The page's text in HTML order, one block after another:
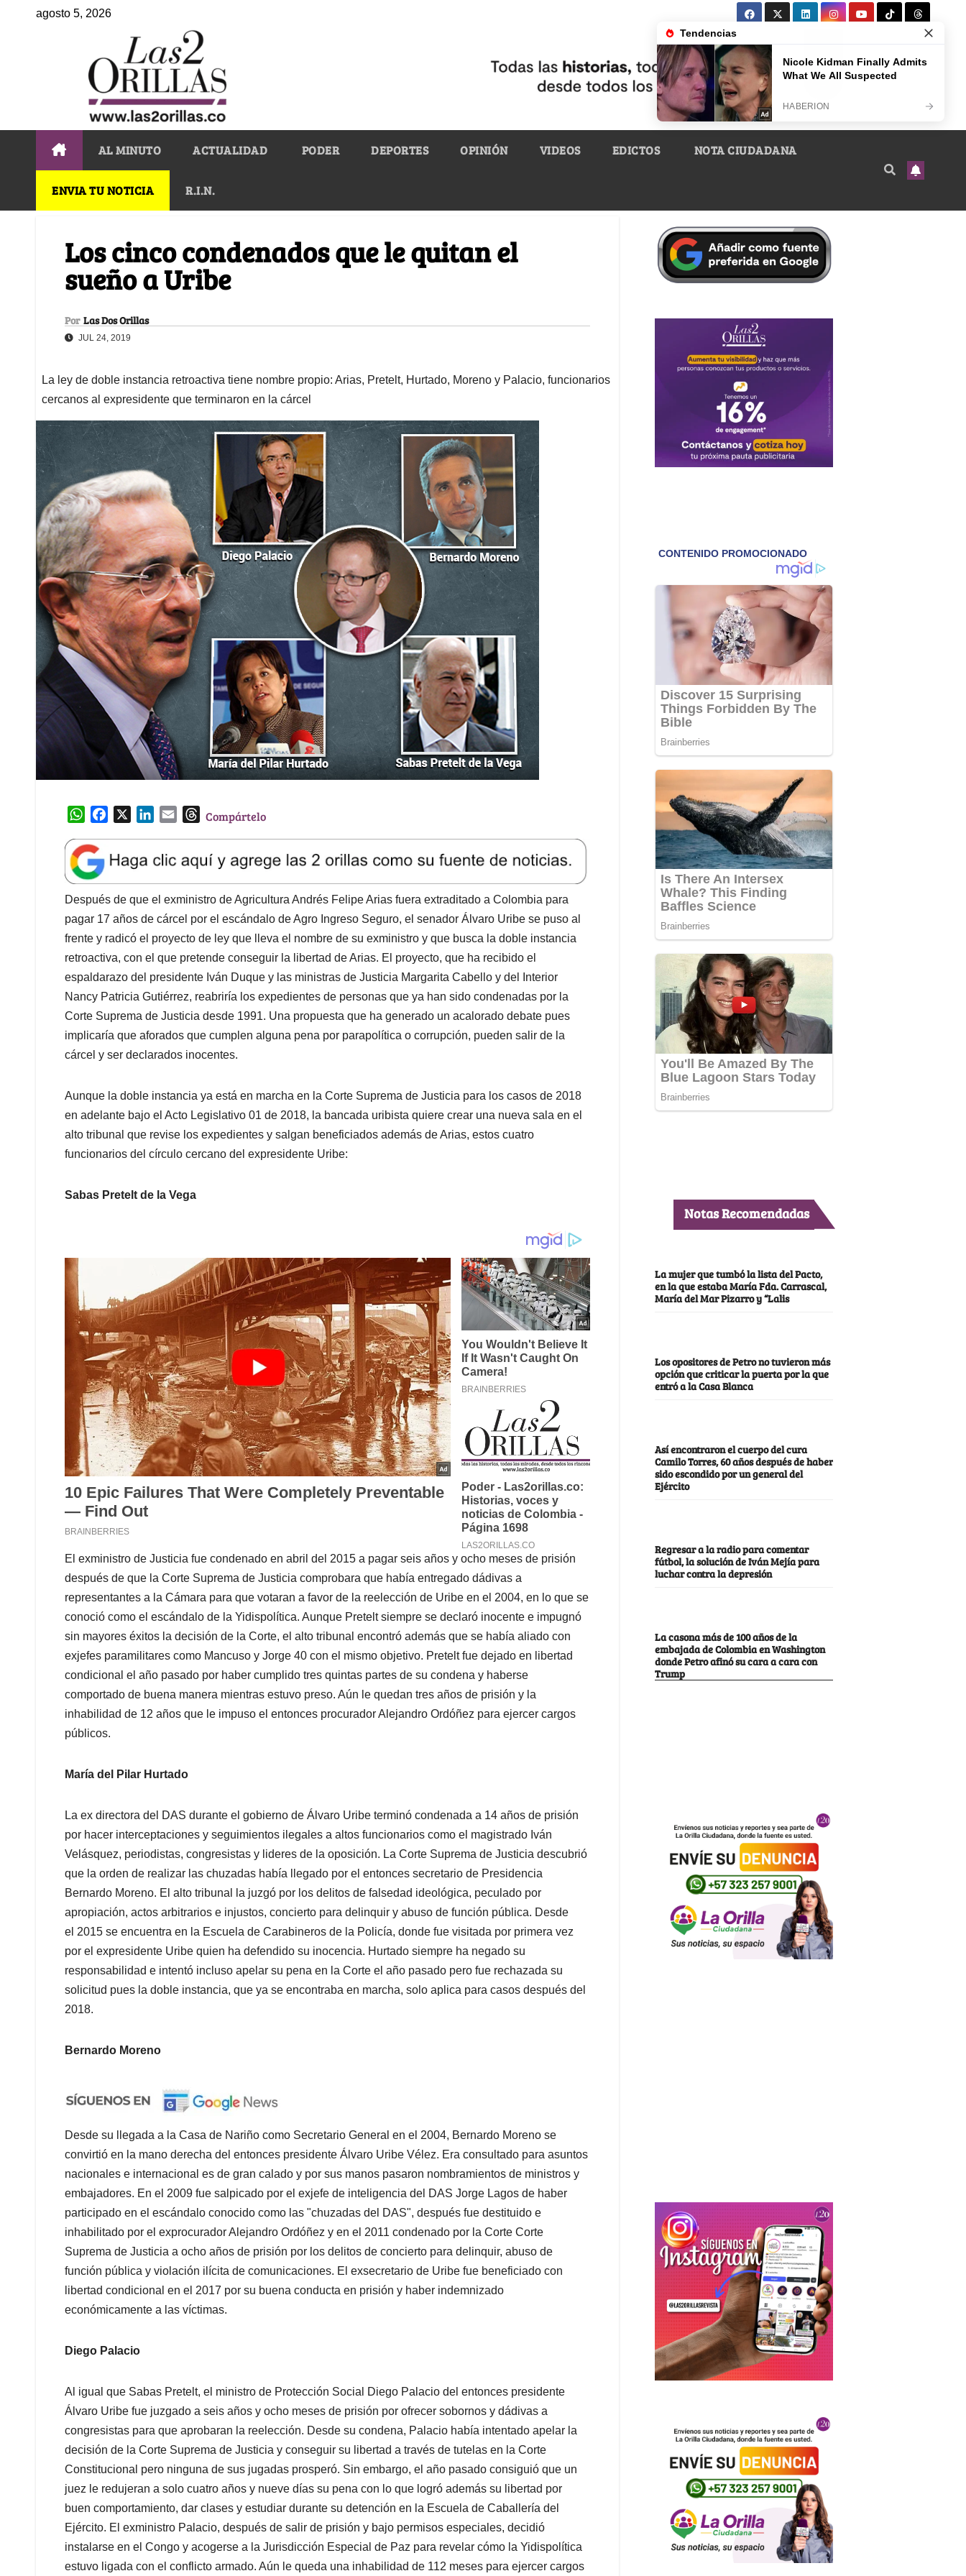
agosto 5, 2026
AL MINUTO ACTUALIDAD PODER DEPORTES OPINIÓN VIDEOS EDICTOS NOTA CIUDADANA
ENVIA TU NOTICIA R.I.N.
Los cinco condenados que le quitan el
sueño a Uribe
Por Las Dos Orillas
JUL 24, 2019
La ley de doble instancia retroactiva tiene nombre propio: Arias, Pretelt, Hurtado, Moreno y Palacio, funcionarios
cercanos al expresidente que terminaron en la cárcel
W
a
t
s
A
p
p
e
b
o
o
k
k
e
d
I
n
l
T
e
a
d
s
Compártelo
Después de que el exministro de Agricultura Andrés Felipe Arias fuera extraditado a Colombia para
pagar 17 años de cárcel por el escándalo de Agro Ingreso Seguro, el senador Álvaro Uribe se puso al
frente y radicó el proyecto de ley que lleva el nombre de su exministro y que busca la doble instancia
retroactiva, con el que pretende conseguir la libertad de Arias. El proyecto, que ha recibido el
espaldarazo del presidente Iván Duque y las ministras de Justicia Margarita Cabello y del Interior
Nancy Patricia Gutiérrez, reabriría los expedientes de personas que ya han sido condenadas por la
Corte Suprema de Justicia desde 1991. Una propuesta que ha generado un acalorado debate pues
implicaría que aforados que cumplen alguna pena por parapolítica o corrupción, pueden salir de la
cárcel y ser declarados inocentes.
Aunque la doble instancia ya está en marcha en la Corte Suprema de Justicia para los casos de 2018
en adelante bajo el Acto Legislativo 01 de 2018, la bancada uribista quiere crear una nueva sala en el
alto tribunal que revise los expedientes y salgan beneficiados además de Arias, estos cuatro
funcionarios del círculo cercano del expresidente Uribe:
Sabas Pretelt de la Vega
El exministro de Justicia fue condenado en abril del 2015 a pagar seis años y ocho meses de prisión
después de que la Corte Suprema de Justicia comprobara que había entregado dádivas a
representantes a la Cámara para que votaran a favor de la reelección de Uribe en el 2004, en lo que se
conoció como el escándalo de la Yidispolítica. Aunque Pretelt siempre se declaró inocente e impugnó
sin mayores éxitos la decisión de la Corte, el alto tribunal encontró además que se había aliado con
exjefes paramilitares como Mancuso y Jorge 40 con el mismo objetivo. Pretelt fue dejado en libertad
condicional el año pasado por haber cumplido tres quintas partes de su condena y haberse
comportado de buena manera mientras estuvo preso. Aún le quedan tres años de prisión y la
inhabilidad de 12 años que le impuso el entonces procurador Alejandro Ordóñez para ejercer cargos
públicos.
María del Pilar Hurtado
La ex directora del DAS durante el gobierno de Álvaro Uribe terminó condenada a 14 años de prisión
por hacer interceptaciones y seguimientos ilegales a altos funcionarios como el magistrado Iván
Velásquez, periodistas, congresistas y lideres de la oposición. La Corte Suprema de Justicia descubrió
que la orden de realizar las chuzadas había llegado por el entonces secretario de Presidencia
Bernardo Moreno. El alto tribunal la juzgó por los delitos de falsedad ideológica, peculado por
apropiación, actos arbitrarios e injustos, concierto para delinquir y abuso de función pública. Desde
el 2015 se encuentra en la Escuela de Carabineros de la Policía, donde fue visitada por primera vez
por el expresidente Uribe quien ha defendido su inocencia. Hurtado siempre ha negado su
responsabilidad e intentó incluso apelar su pena en la Corte el año pasado pero fue rechazada su
solicitud pues la doble instancia, que ya se encontraba en marcha, solo aplica para casos después del
2018.
Bernardo Moreno
Desde su llegada a la Casa de Nariño como Secretario General en el 2004, Bernardo Moreno se
convirtió en la mano derecha del entonces presidente Álvaro Uribe Vélez. Era consultado para asuntos
nacionales e internacional es de gran calado y por sus manos pasaron nombramientos de ministros y
embajadores. En el 2009 fue salpicado por el exjefe de inteligencia del DAS Jorge Lagos de haber
participado en el escándalo conocido como las "chuzadas del DAS", después fue destituido e
inhabilitado por el exprocurador Alejandro Ordóñez y en el 2011 condenado por la Corte Corte
Suprema de Justicia a ocho años de prisión por los delitos de concierto para delinquir, abuso de
función pública y violación ilícita de comunicaciones. El exsecretario de Uribe fue beneficiado con
libertad condicional en el 2017 por su buena conducta en prisión y haber indemnizado
económicamente a las víctimas.
Diego Palacio
Al igual que Sabas Pretelt, el ministro de Protección Social Diego Palacio del entonces presidente
Álvaro Uribe fue juzgado a seis años y ocho meses de prisión por ofrecer sobornos y dádivas a
congresistas para que aprobaran la reelección. Desde su condena, Palacio había intentado apelar la
decisión de la Corte Suprema de Justicia y conseguir su libertad a través de tutelas en la Corte
Constitucional pero ninguna de sus jugadas prosperó. Sin embargo, el año pasado consiguió que un
juez le redujeran a solo cuatro años y nueve días su pena con lo que logró además su libertad por
buen comportamiento, dar clases y estudiar durante su detención en la Escuela de Caballería del
Ejército. El exministro Palacio, después de salir de prisión y bajo permisos especiales, decidió
instalarse en el Congo y acogerse a la Jurisdicción Especial de Paz para revelar cómo la Yidispolítica
estuvo ligada con el conflicto armado. Aún le queda una inhabilidad de 112 meses para ejercer cargos
Notas Recomendadas
La mujer que tumbó la lista del Pacto,
en la que estaba María Fda. Carrascal,
María del Mar Pizarro y “Lalis
Los opositores de Petro no tuvieron más
opción que criticar la puerta por la que
entró a la Casa Blanca
Así encontraron el cuerpo del cura
Camilo Torres, 60 años después de haber
sido escondido por un general del
Ejército
Regresar a la radio para comentar
fútbol, la solución de Iván Mejía para
luchar contra la depresión
La casona más de 100 años de la
embajada de Colombia en Washington
donde Petro afinó su cara a cara con
Trump